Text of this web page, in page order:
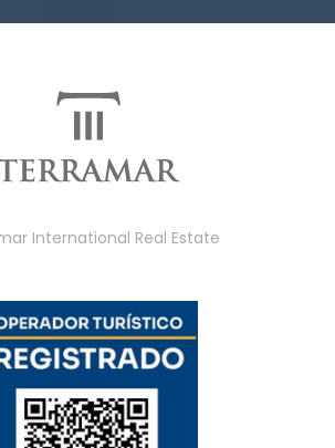
International Real Estate